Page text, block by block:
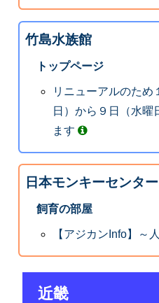
竹島水族館
トップページ
リニューアルのため
日）から９日（水曜
ます
日本モンキーセンター
飼育の部屋
【アジカンInfo】～
近畿